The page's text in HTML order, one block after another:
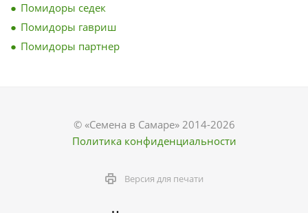
Помидоры седек
Помидоры гавриш
Помидоры партнер
© «Семена в Самаре» 2014-2026
Политика конфиденциальности
Версия для печати